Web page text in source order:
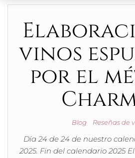
vinos
por el
Blog Reseñas de
Día 24 de 24 de nuestro
2025. Fin del calendario 2025